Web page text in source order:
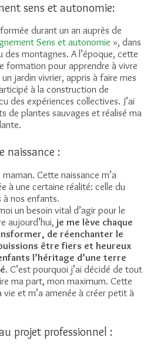
sens et autonomie:
durant un an auprès de
Sens et autonomie », dans
des montagnes. A l’époque, cette
formation pour apprendre à vivre
un jardin vivrier, appris à faire mes
à la construction de
des expériences collectives. J’ai
de plantes sauvages et réalisé ma
naissance :
Cette naissance m’a
à une certaine réalité: celle du
à nos enfants.
un besoin vital d’agir pour le
aujourd’hui, je me lève chaque
de réenchanter le
être fiers et heureux
l’héritage d’une terre
. C’est pourquoi j’ai décidé de tout
ma part, mon maximum. Cette
et m’a amenée à créer petit à
projet professionnel :